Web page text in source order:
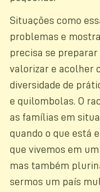
Situações como
problemas e
precisa se
valorizar e acolher
diversidade de
e quilombolas. O
as famílias em
quando o que está
que vivemos em
mas também
sermos um país